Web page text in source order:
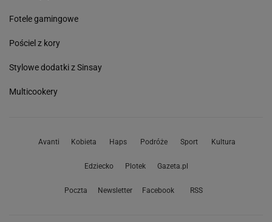
Fotele gamingowe
Pościel z kory
Stylowe dodatki z Sinsay
Multicookery
Avanti Kobieta Haps Podróże Sport Kultura
Edziecko Plotek Gazeta.pl
Poczta Newsletter Facebook RSS